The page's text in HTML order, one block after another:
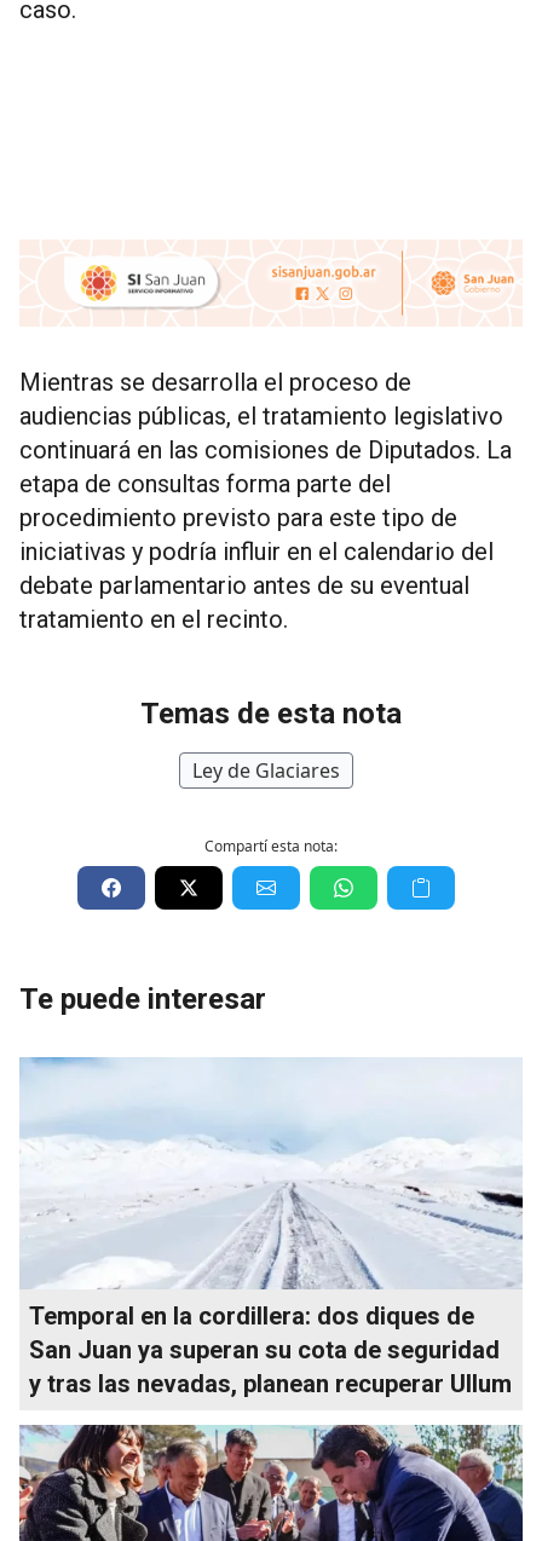
caso.
Mientras se desarrolla el proceso de
audiencias públicas, el tratamiento legislativo
continuará en las comisiones de Diputados. La
etapa de consultas forma parte del
procedimiento previsto para este tipo de
iniciativas y podría influir en el calendario del
debate parlamentario antes de su eventual
tratamiento en el recinto.
Temas de esta nota
Ley de Glaciares
Compartí esta nota:
Te puede interesar
Temporal en la cordillera: dos diques de
San Juan ya superan su cota de seguridad
y tras las nevadas, planean recuperar Ullum